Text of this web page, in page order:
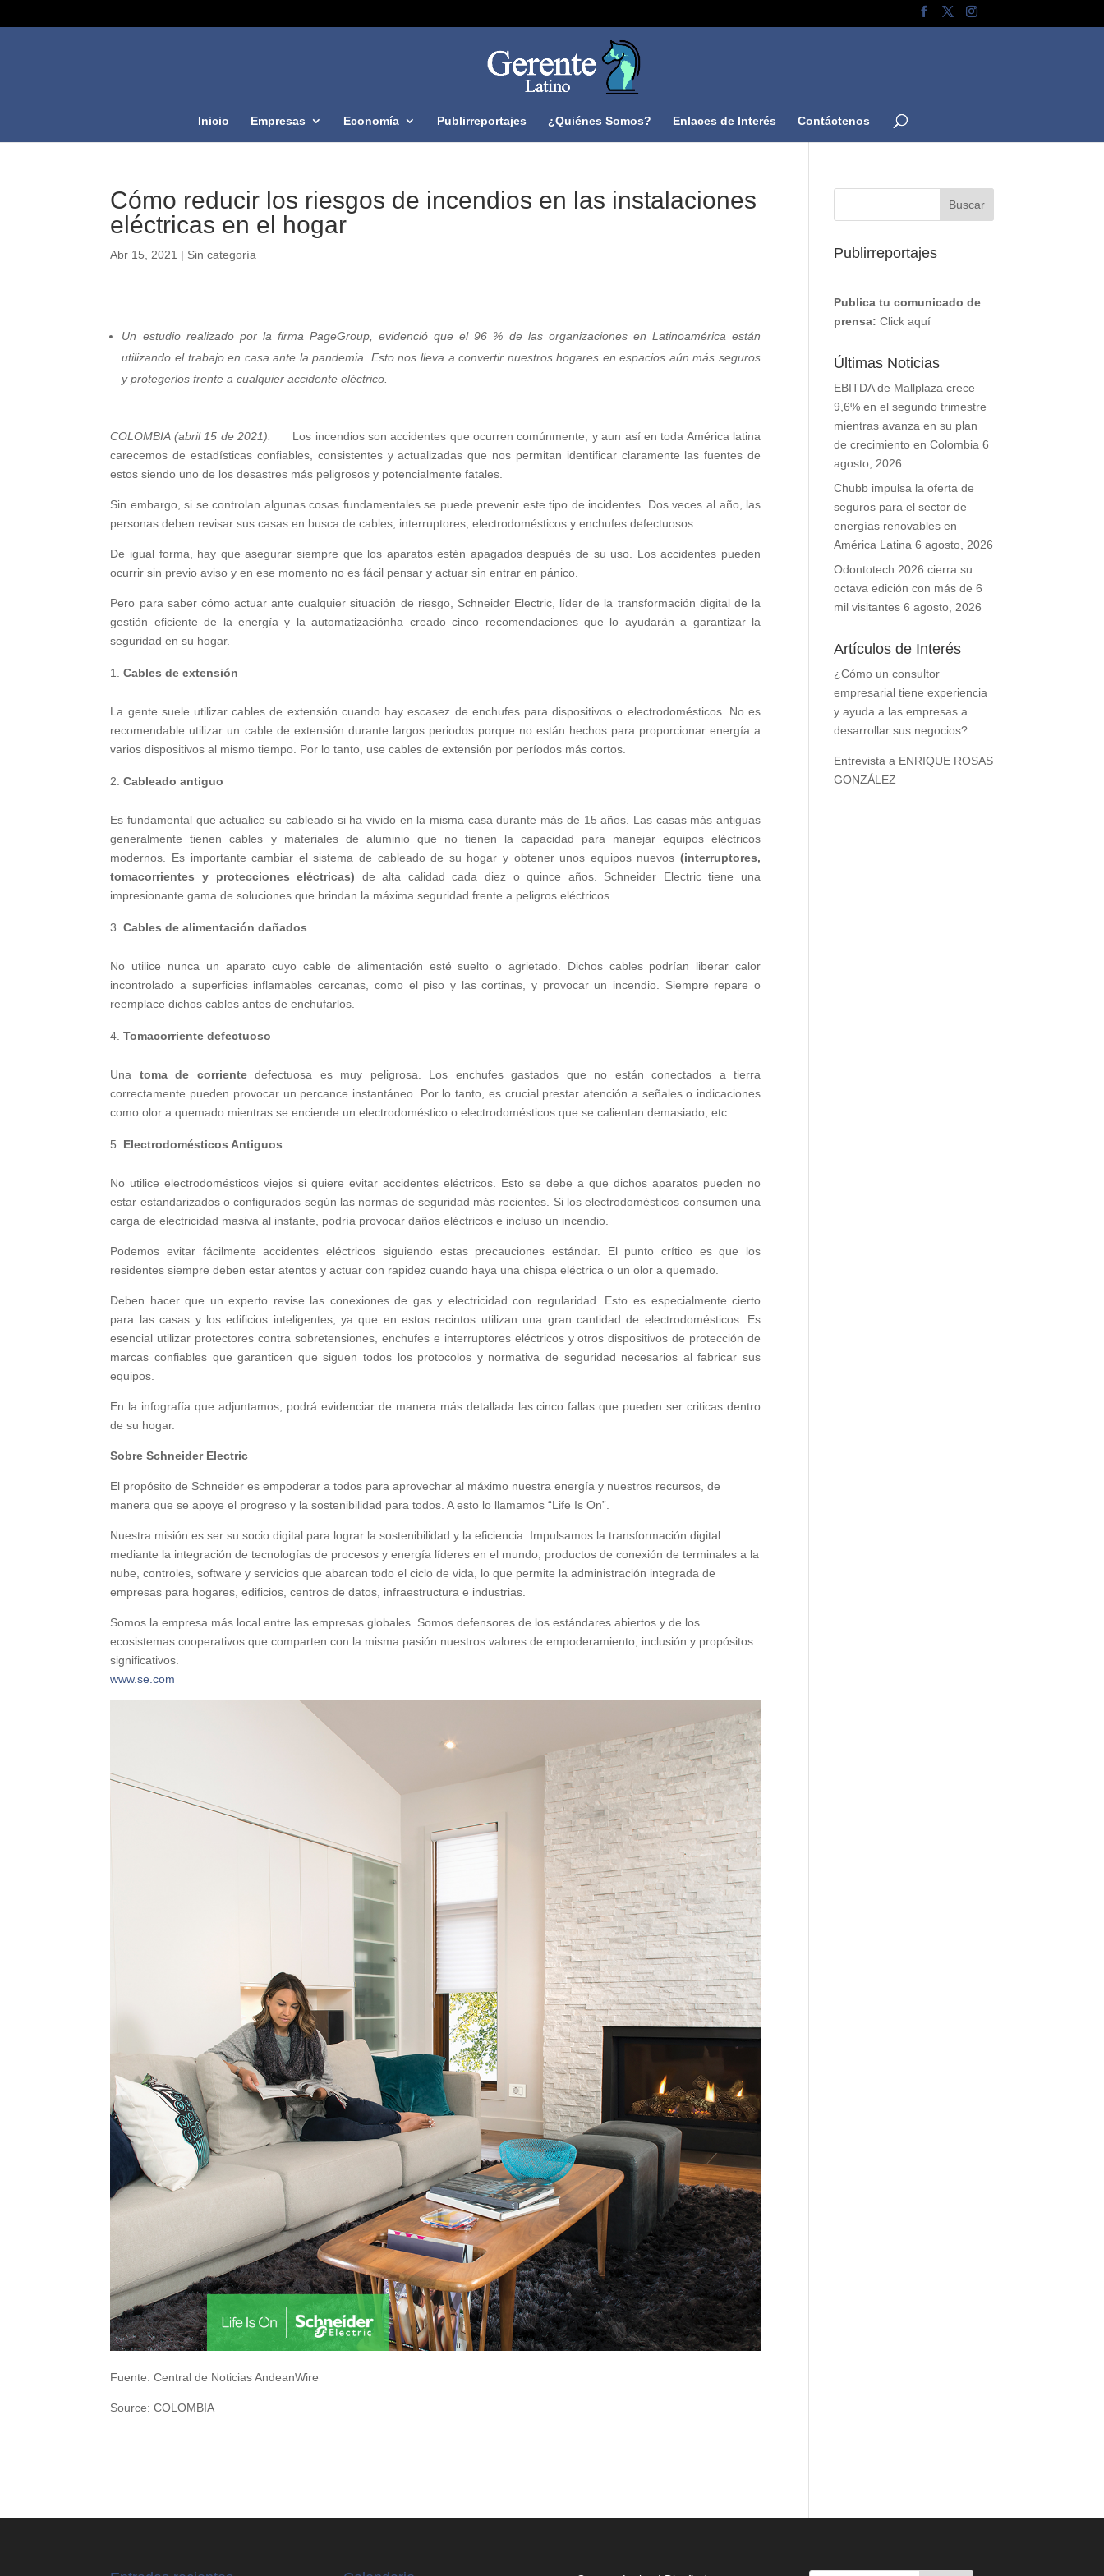
Inicio Empresas Economía Publirreportajes ¿Quiénes Somos? Enlaces de Interés Contáctenos
Cómo reducir los riesgos de incendios en las instalaciones
eléctricas en el hogar
Abr 15, 2021 | Sin categoría
Un estudio realizado por la firma PageGroup, evidenció que el 96 % de las organizaciones en Latinoamérica están
utilizando el trabajo en casa ante la pandemia. Esto nos lleva a convertir nuestros hogares en espacios aún más seguros
y protegerlos frente a cualquier accidente eléctrico.
COLOMBIA (abril 15 de 2021). Los incendios son accidentes que ocurren comúnmente, y aun así en toda América latina
carecemos de estadísticas confiables, consistentes y actualizadas que nos permitan identificar claramente las fuentes de
estos siendo uno de los desastres más peligrosos y potencialmente fatales.
Sin embargo, si se controlan algunas cosas fundamentales se puede prevenir este tipo de incidentes. Dos veces al año, las
personas deben revisar sus casas en busca de cables, interruptores, electrodomésticos y enchufes defectuosos.
De igual forma, hay que asegurar siempre que los aparatos estén apagados después de su uso. Los accidentes pueden
ocurrir sin previo aviso y en ese momento no es fácil pensar y actuar sin entrar en pánico.
Pero para saber cómo actuar ante cualquier situación de riesgo, Schneider Electric, líder de la transformación digital de la
gestión eficiente de la energía y la automatizaciónha creado cinco recomendaciones que lo ayudarán a garantizar la
seguridad en su hogar.
Cables de extensión
La gente suele utilizar cables de extensión cuando hay escasez de enchufes para dispositivos o electrodomésticos. No es
recomendable utilizar un cable de extensión durante largos periodos porque no están hechos para proporcionar energía a
varios dispositivos al mismo tiempo. Por lo tanto, use cables de extensión por períodos más cortos.
Cableado antiguo
Es fundamental que actualice su cableado si ha vivido en la misma casa durante más de 15 años. Las casas más antiguas
generalmente tienen cables y materiales de aluminio que no tienen la capacidad para manejar equipos eléctricos
modernos. Es importante cambiar el sistema de cableado de su hogar y obtener unos equipos nuevos(interruptores,
tomacorrientes y protecciones eléctricas) de alta calidad cada diez o quince años. Schneider Electric tiene una
impresionante gama de soluciones que brindan la máxima seguridad frente a peligros eléctricos.
Cables de alimentación dañados
No utilice nunca un aparato cuyo cable de alimentación esté suelto o agrietado. Dichos cables podrían liberar calor
incontrolado a superficies inflamables cercanas, como el piso y las cortinas, y provocar un incendio. Siempre repare o
reemplace dichos cables antes de enchufarlos.
Tomacorriente defectuoso
Una toma de corrientedefectuosa es muy peligrosa. Los enchufes gastados que no están conectados a tierra
correctamente pueden provocar un percance instantáneo. Por lo tanto, es crucial prestar atención a señales o indicaciones
como olor a quemado mientras se enciende un electrodoméstico o electrodomésticos que se calientan demasiado, etc.
Electrodomésticos Antiguos
No utilice electrodomésticos viejos si quiere evitar accidentes eléctricos. Esto se debe a que dichos aparatos pueden no
estar estandarizados o configurados según las normas de seguridad más recientes. Si los electrodomésticos consumen una
carga de electricidad masiva al instante, podría provocar daños eléctricos e incluso un incendio.
Podemos evitar fácilmente accidentes eléctricos siguiendo estas precauciones estándar. El punto crítico es que los
residentes siempre deben estar atentos y actuar con rapidez cuando haya una chispa eléctrica o un olor a quemado.
Deben hacer que un experto revise las conexiones de gas y electricidad con regularidad. Esto es especialmente cierto
para las casas y los edificios inteligentes, ya que en estos recintos utilizan una gran cantidad de electrodomésticos. Es
esencial utilizar protectores contra sobretensiones, enchufes e interruptores eléctricos y otros dispositivos de protección de
marcas confiables que garanticen que siguen todos los protocolos y normativa de seguridad necesarios al fabricar sus
equipos.
En la infografía que adjuntamos, podrá evidenciar de manera más detallada las cinco fallas que pueden ser criticas dentro
de su hogar.
Sobre Schneider Electric
El propósito de Schneider es empoderar a todos para aprovechar al máximo nuestra energía y nuestros recursos, de
manera que se apoye el progreso y la sostenibilidad para todos. A esto lo llamamos “Life Is On”.
Nuestra misión es ser su socio digital para lograr la sostenibilidad y la eficiencia. Impulsamos la transformación digital
mediante la integración de tecnologías de procesos y energía líderes en el mundo, productos de conexión de terminales a la
nube, controles, software y servicios que abarcan todo el ciclo de vida, lo que permite la administración integrada de
empresas para hogares, edificios, centros de datos, infraestructura e industrias.
Somos la empresa más local entre las empresas globales. Somos defensores de los estándares abiertos y de los
ecosistemas cooperativos que comparten con la misma pasión nuestros valores de empoderamiento, inclusión y propósitos
significativos.
www.se.com
Fuente: Central de Noticias AndeanWire
Source: COLOMBIA
Publirreportajes
Publica tu comunicado de
prensa: Click aquí
Últimas Noticias
EBITDA de Mallplaza crece
9,6% en el segundo trimestre
mientras avanza en su plan
de crecimiento en Colombia 6
agosto, 2026
Chubb impulsa la oferta de
seguros para el sector de
energías renovables en
América Latina 6 agosto, 2026
Odontotech 2026 cierra su
octava edición con más de 6
mil visitantes 6 agosto, 2026
Artículos de Interés
¿Cómo un consultor
empresarial tiene experiencia
y ayuda a las empresas a
desarrollar sus negocios?
Entrevista a ENRIQUE ROSAS
GONZÁLEZ